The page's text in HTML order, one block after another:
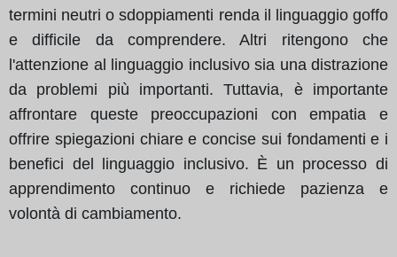
termini neutri o sdoppiamenti renda il linguaggio goffo
e difficile da comprendere. Altri ritengono che
l'attenzione al linguaggio inclusivo sia una distrazione
da problemi più importanti. Tuttavia, è importante
affrontare queste preoccupazioni con empatia e
offrire spiegazioni chiare e concise sui fondamenti e i
benefici del linguaggio inclusivo. È un processo di
apprendimento continuo e richiede pazienza e
volontà di cambiamento.